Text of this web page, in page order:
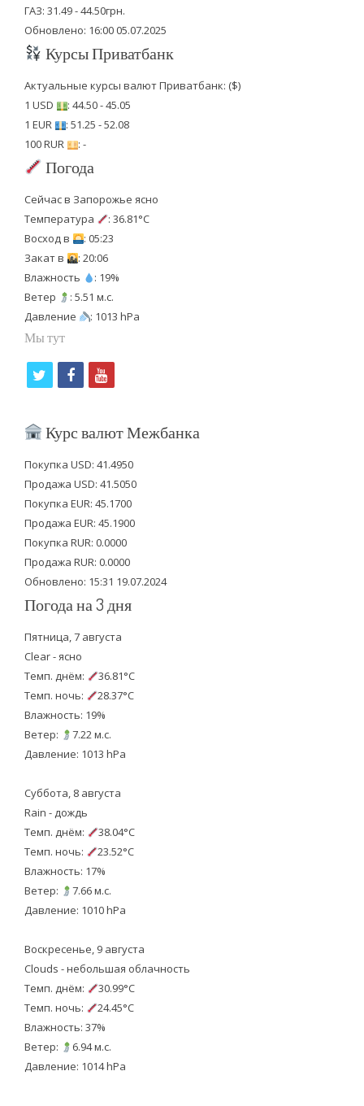
ГАЗ: 31.49 - 44.50грн.
Обновлено: 16:00 05.07.2025
Курсы Приватбанк
Актуальные курсы валют Приватбанк: ($)
1 USD
: 44.50 - 45.05
1 EUR
: 51.25 - 52.08
100 RUR
: -
Погода
Сейчас в Запорожье ясно
Температура
: 36.81°C
Восход в
: 05:23
Закат в
: 20:06
Влажность
: 19%
Ветер
: 5.51 м.с.
Давление
: 1013 hPa
Мы тут
i
t
e
r
f
c
b
o
o
k
y
u
u
b
e
Курс валют Межбанка
Покупка USD: 41.4950
Продажа USD: 41.5050
Покупка EUR: 45.1700
Продажа EUR: 45.1900
Покупка RUR: 0.0000
Продажа RUR: 0.0000
Обновлено: 15:31 19.07.2024
Погода на 3 дня
Пятница, 7 августа
Clear - ясно
Темп. днём:
36.81°C
Темп. ночь:
28.37°C
Влажность: 19%
Ветер:
7.22 м.с.
Давление: 1013 hPa
Суббота, 8 августа
Rain - дождь
Темп. днём:
38.04°C
Темп. ночь:
23.52°C
Влажность: 17%
Ветер:
7.66 м.с.
Давление: 1010 hPa
Воскресенье, 9 августа
Clouds - небольшая облачность
Темп. днём:
30.99°C
Темп. ночь:
24.45°C
Влажность: 37%
Ветер:
6.94 м.с.
Давление: 1014 hPa